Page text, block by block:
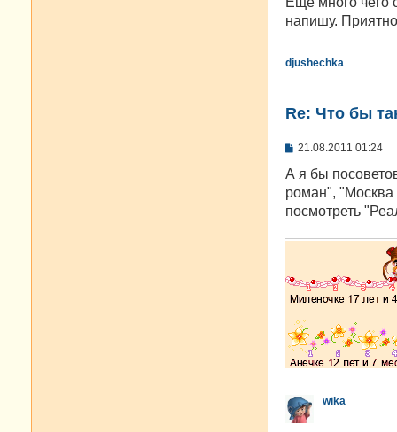
напишу.
djushechka
Re: Что бы
С
о
щ
е
21.08.2011 01:24
А я бы
роман",
посмотреть
wika